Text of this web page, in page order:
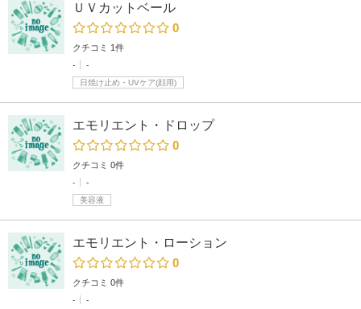
ＵＶカットベール
0
クチコミ 1件
-
-
日焼け止め・UVケア(顔用)
エモリエント・ドロップ
0
クチコミ 0件
-
-
美容液
エモリエント・ローション
0
クチコミ 0件
-
-